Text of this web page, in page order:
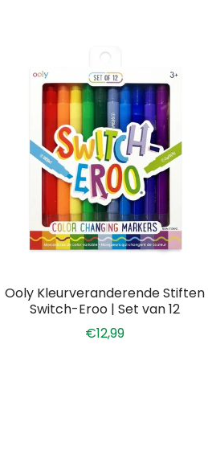
Ooly Kleurveranderende Stiften
Switch-Eroo | Set van 12
€12,99